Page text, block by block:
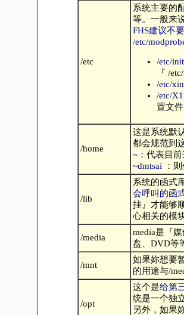
/etc
系统主要的
等。一般来
FHS建议不
/etc/
/etc/
『 /
/etc/
/etc/
置文件
/home
这是系统默
都会规范到
~ ：代表目
~dmtsai ：
/lib
系统的函式
会呼叫的函
挂』才能够
心相关的模
/media
media是『
盘、DVD等
/mnt
如果妳想要
的用途与/
/opt
这个是给第
统是一个独
另外，如果